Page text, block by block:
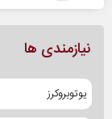
نیازمندی ها
یوتوبروکرز